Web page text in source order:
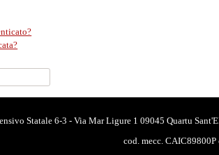
Statale 6-3 - Via Mar Ligure 1 09045 Quartu
cod. mecc.